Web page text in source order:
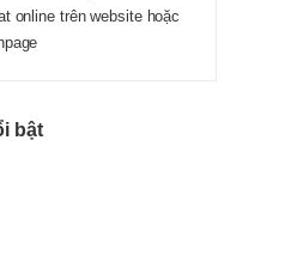
online trên website hoặc
bật